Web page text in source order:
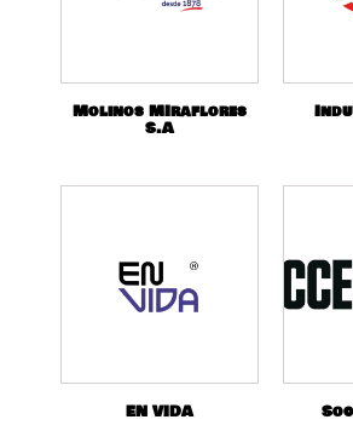
Molinos MIraflores
S.A
EN VIDA